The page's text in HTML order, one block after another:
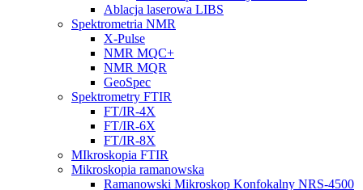
Ablacja laserowa LIBS
Spektrometria NMR
X-Pulse
NMR MQC+
NMR MQR
GeoSpec
Spektrometry FTIR
FT/IR-4X
FT/IR-6X
FT/IR-8X
MIkroskopia FTIR
Mikroskopia ramanowska
Ramanowski Mikroskop Konfokalny NRS-4500